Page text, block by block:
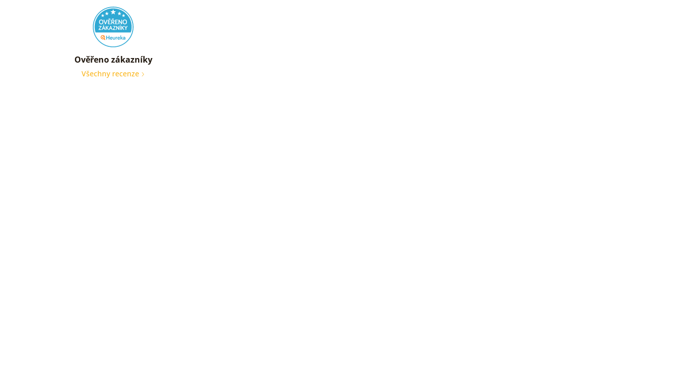
Ověřeno zákazníky
Všechny recenze